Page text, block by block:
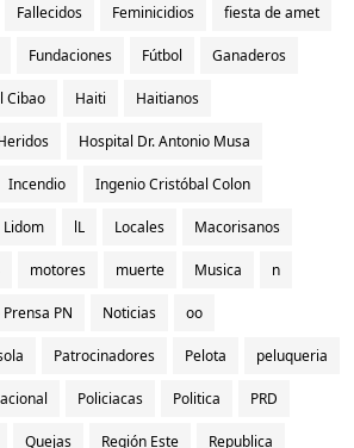
Fallecidos Feminicidios fiesta de amet
Fundaciones Fútbol Ganaderos
Cibao Haiti Haitianos
Hospital Dr. Antonio Musa
Incendio Ingenio Cristóbal Colon
Lidom lL Locales Macorisanos
motores muerte Musica n
PN Noticias oo
Patrocinadores Pelota peluqueria
Policiacas Politica PRD
Quejas Región Este Republica